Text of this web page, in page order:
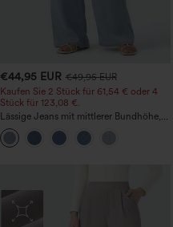
+5
€44,95 EUR €49,95 EUR
Kaufen Sie 2 Stück für 61,54 € oder 4
Stück für 123,08 €.
Lässige Jeans mit mittlerer Bundhöhe,
Kordelzug und Taschen